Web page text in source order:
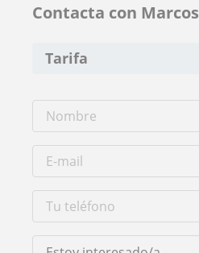
Contacta con Marcos
Tarifa